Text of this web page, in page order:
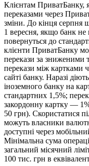
Клієнтам ПриватБанку,
переказами через
зміни. До кінця серпня
1 вересня, якщо банк не
повернуться до
клієнти ПриватБанку
перекази за зниженими
перекази між картками
сайті банку. Наразі
іноземного банку на
стандартних 1,5%;
закордонну картку —
50 грн). Скористатися
можуть власники
доступні через
Мінімальна сума
загальний місячний
100 тис. грн в